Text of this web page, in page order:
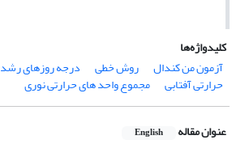
کلیدواژه‌ها
آزمون من کندال
روش خطی درجه روزهای رشد
حرارتی آفتابی مجموع واحد های حرارتی نوری
عنوان مقاله English